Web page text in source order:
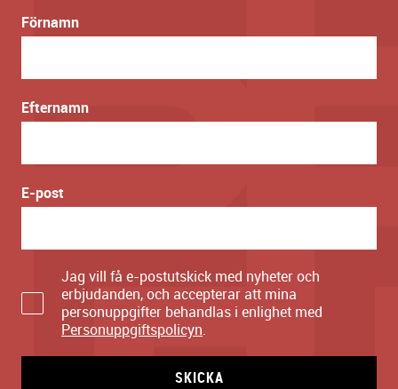
Förnamn
Efternamn
E-post
Jag vill få e-postutskick med nyheter och
erbjudanden, och accepterar att mina
personuppgifter behandlas i enlighet med
Personuppgiftspolicyn.
SKICKA